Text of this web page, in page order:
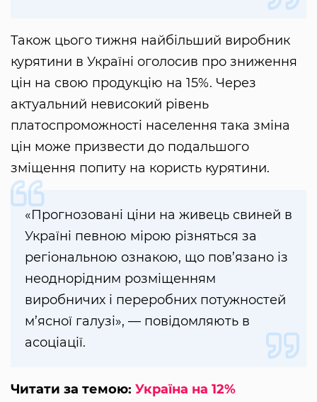
Також цього тижня найбільший виробник
курятини в Україні оголосив про зниження
цін на свою продукцію на 15%. Через
актуальний невисокий рівень
платоспроможності населення така зміна
цін може призвести до подальшого
зміщення попиту на користь курятини.
«Прогнозовані ціни на живець свиней в
Україні певною мірою різняться за
регіональною ознакою, що пов’язано із
неоднорідним розміщенням
виробничих і переробних потужностей
м’ясної галузі», — повідомляють в
асоціації.
Читати за темою: Україна на 12%